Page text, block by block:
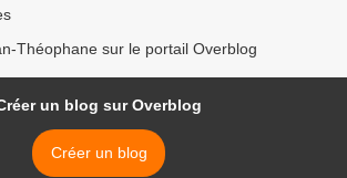
Théophane sur le portail Overblog
un blog sur Overblog
Créer un blog